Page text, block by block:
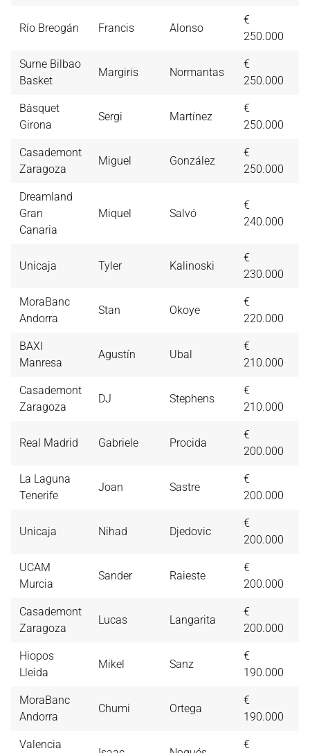
Río Breogán Francis Alonso
€
250.000
Surne Bilbao
Basket
Margiris Normantas
€
250.000
Bàsquet
Girona
Sergi Martínez
€
250.000
Casademont
Zaragoza
Miguel González
€
250.000
Dreamland
Gran
Canaria
Miquel Salvó
€
240.000
Unicaja Tyler Kalinoski
€
230.000
MoraBanc
Andorra
Stan Okoye
€
220.000
BAXI
Manresa
Agustín Ubal
€
210.000
Casademont
Zaragoza
DJ Stephens
€
210.000
Real Madrid Gabriele Procida
€
200.000
La Laguna
Tenerife
Joan Sastre
€
200.000
Unicaja Nihad Djedovic
€
200.000
UCAM
Murcia
Sander Raieste
€
200.000
Casademont
Zaragoza
Lucas Langarita
€
200.000
Hiopos
Lleida
Mikel Sanz
€
190.000
MoraBanc
Andorra
Chumi Ortega
€
190.000
Valencia €